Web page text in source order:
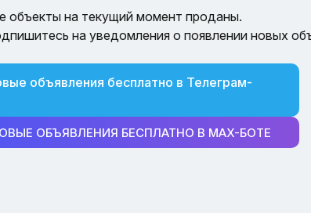
объекты на текущий момент проданы.
на уведомления о появлении новых
объявления бесплатно в Телеграм-
ОБЪЯВЛЕНИЯ БЕСПЛАТНО В MAX-БОТЕ